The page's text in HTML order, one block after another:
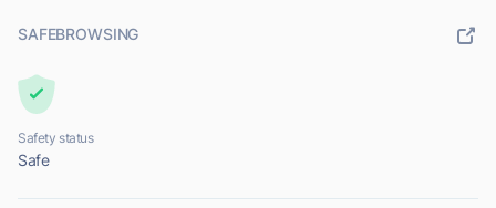
SAFEBROWSING
Safety status
Safe